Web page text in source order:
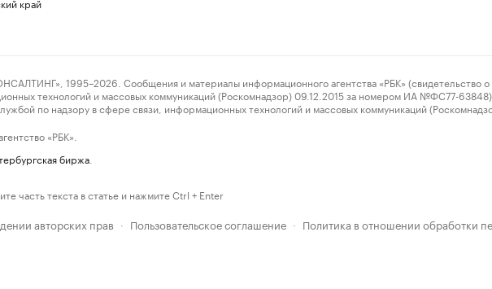
1995–2026. Сообщения и материалы информационного агентства «РБК» (свидетельство о
технологий и массовых коммуникаций (Роскомнадзор) 09.12.2015 за номером ИА №ФС77-63848)
по надзору в сфере связи, информационных технологий и массовых коммуникаций
«РБК».
биржа
часть текста в статье и нажмите Ctrl + Enter
авторских прав · Пользовательское соглашение · Политика в отношении обработки